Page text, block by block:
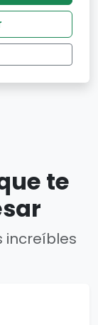
te
increíbles